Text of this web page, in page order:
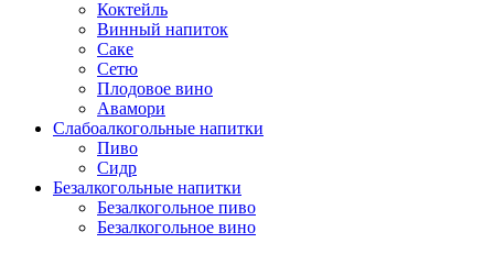
Коктейль
Винный напиток
Саке
Сетю
Плодовое вино
Авамори
Слабоалкогольные напитки
Пиво
Сидр
Безалкогольные напитки
Безалкогольное пиво
Безалкогольное вино